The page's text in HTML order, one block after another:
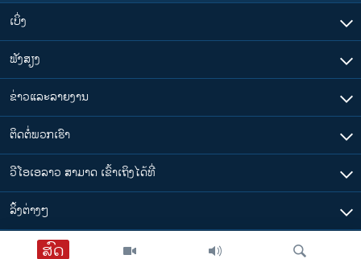
ສົດ
ເບິ່ງ
ຟັງສຽງ
ຂ່າວແລະລາຍງານ
ຕິດຕໍ່ພວກເຮົາ
ວີໂອເອລາວ ສາມາດ ເຂົ້າເຖິງໄດ້ທີ່
​ລິ້ງ​ຕ່າງໆ
ຕາມເວລາໃນລາວ